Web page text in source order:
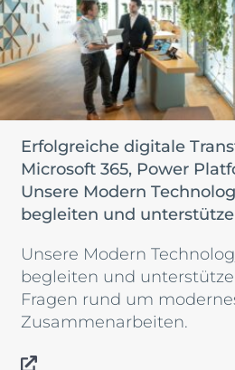
Erfolgreiche digitale
Microsoft 365, Power
Unsere Modern
begleiten und
Unsere Modern
begleiten und
Fragen rund um
Zusammenarbeiten.